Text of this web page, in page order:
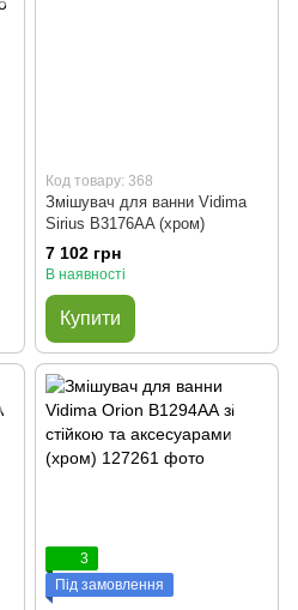
Код товару: 368
Змішувач для ванни Vidima
Sirius B3176AA (хром)
7 102 грн
В наявності
Купити
3
Під замовлення